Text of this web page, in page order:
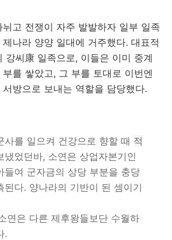
고 전쟁이 자주 발발하자 일부 일족
나라 양양 일대에 거주했다. 대표적
강씨康 일족으로, 이들은 이미 중계
를 쌓았고, 그 부를 토대로 이번엔
방으로 보내는 역할을 담당했다.
사를 일으켜 건강으로 향할 때 적
냈었던바, 소연은 상업자본기인
들여 군자금의 상당 부분을 충당
된다. 양나라의 기반이 된 셈이기
연은 다른 제후왕들보단 수월하
.